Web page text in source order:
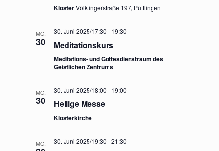
KlosterVölklingerstraße 197, Püttlingen
MO.
30
30. Juni 2025/17:30 - 19:30
Meditationskurs
Meditations- und Gottesdienstraum des
Geistlichen Zentrums
MO.
30
30. Juni 2025/18:00 - 19:00
Heilige Messe
Klosterkirche
MO. 30. Juni 2025/19:30 -21:30